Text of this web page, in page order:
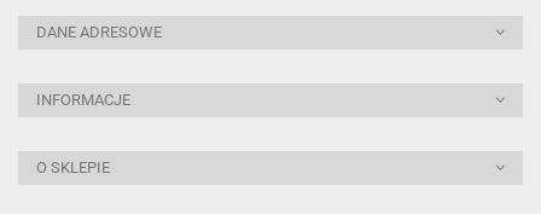
DANE ADRESOWE
INFORMACJE
O SKLEPIE